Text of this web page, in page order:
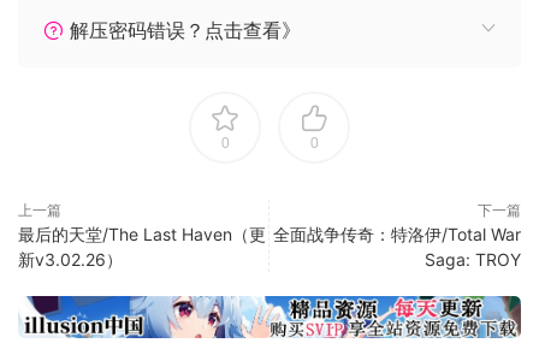
全部宕机关闭。而人类早已失去了独立生存的能力，正面临着
种族灭绝的危机。不过，在宇宙某个遥远的角落，某颗叫做“地
国最尖端的科技，也是人类最后的希望。
醒来，唤醒你的人叫做卡利班，长相古怪，说话毒舌。它是地
狱谷的守护者，也是最后的智能机械。
你的任务是：驾驶你的战舰，穿过混乱不堪、危机四伏的帝国
星团。一旦走错一步，可能就会面临舰毁人亡的下场。你的任
解压密码错误？点击查看》
0 0
上一篇
最后的天堂/The Last Haven（更
新v3.02.26）
下一篇
全面战争传奇：特洛伊/Total War
Saga: TROY